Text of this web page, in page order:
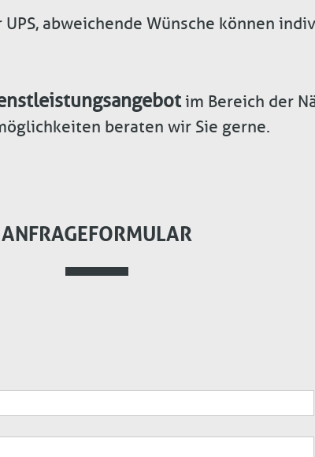
abweichende Wünsche können
im Bereich der
beraten wir Sie gerne.
ANFRAGEFORMULAR